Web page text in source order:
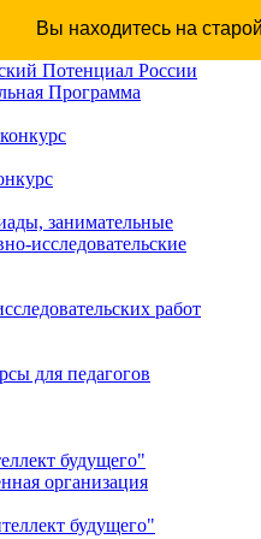
Вы находитесь на
Потенциал России
Программа
занимательные
исследовательские
работ
для педагогов
будущего"
организация
будущего"